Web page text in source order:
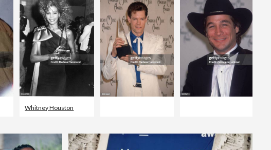
Whitney Houston